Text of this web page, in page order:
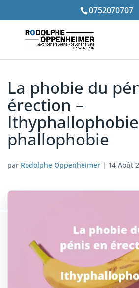
0752070707
La phobie du
érection –
phallophobie
par Rodolphe Oppenheimer | 14 Août